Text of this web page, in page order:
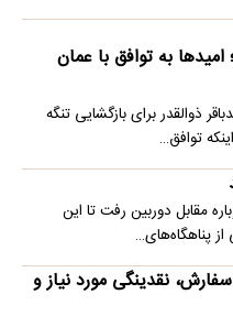
به توافق با عمان
ذوالقدر برای بازگشایی تنگه
توافق…
مقابل دوربین رفت تا این
پناهگاه‌های…
نقدینگی مورد نیاز و